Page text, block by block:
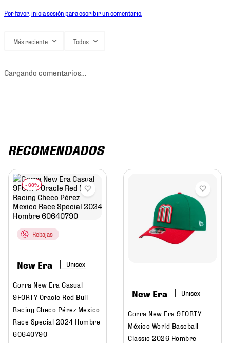
Por favor, inicia sesión para escribir un comentario.
Más reciente Todos
Cargando comentarios…
RECOMENDADOS
Rebajas
New Era
Gorra New Era Casual
9FORTY Oracle Red Bull
Racing Checo Pérez Mexico
Race Special 2024 Hombre
60640790
New Era
Gorra New Era 9FORTY
México World Baseball
Classic 2026 Hombre